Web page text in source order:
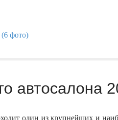
автосалона
один из крупнейших и